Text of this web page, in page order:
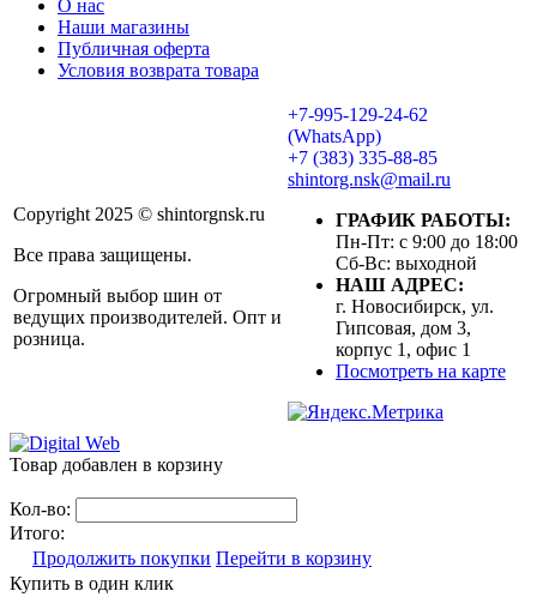
О нас
Наши магазины
Публичная оферта
Условия возврата товара
Copyright 2025 © shintorgnsk.ru
Все права защищены.
Огромный выбор шин от
ведущих производителей. Опт и
розница.
+7-995-129-24-62
(WhatsApp)
+7 (383) 335-88-85
shintorg.nsk@mail.ru
ГРАФИК РАБОТЫ:
Пн-Пт: с 9:00 до 18:00
Сб-Вс: выходной
НАШ АДРЕС:
г. Новосибирск, ул.
Гипсовая, дом 3,
корпус 1, офис 1
Посмотреть на карте
Товар добавлен в корзину
Кол-во:
Итого:
Продолжить покупки Перейти в корзину
Купить в один клик